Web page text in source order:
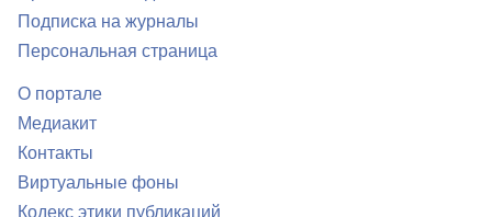
Подписка на журналы
Персональная страница
О портале
Медиакит
Контакты
Виртуальные фоны
Кодекс этики публикаций